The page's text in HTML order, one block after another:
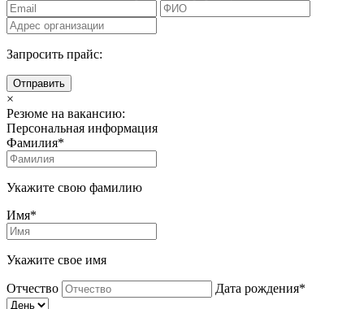
Запросить прайс:
Отправить
×
Резюме на вакансию:
Персональная информация
Фамилия*
Укажите свою фамилию
Имя*
Укажите свое имя
Отчество Дата рождения*